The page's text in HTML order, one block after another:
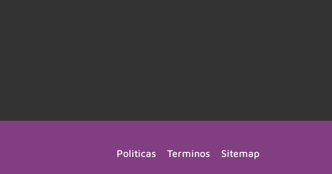
Politicas Terminos Sitemap